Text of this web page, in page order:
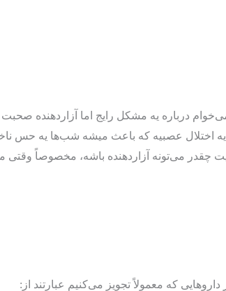
درباره یه مشکل رایج اما آزاردهنده صحبت
اختلال عصبیه که باعث میشه شب‌ها یه حس
چقدر می‌تونه آزاردهنده باشه، مخصوصاً وقتی
که معمولاً تجویز می‌کنیم عبارتند از: